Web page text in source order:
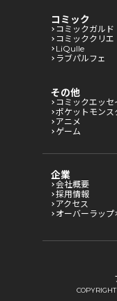
コミック
コミックガルド
コミッククリエ
LiQulle
ラブパルフェ
その他
コミックエッセ
ポケットモンス
アニメ
ゲーム
企業
会社概要
採用情報
アクセス
オーバーラップ